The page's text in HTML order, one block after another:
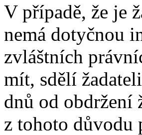
V případě, že je
nemá dotyčnou
zvláštních
mít, sdělí
dnů od obdržení
z tohoto důvodu